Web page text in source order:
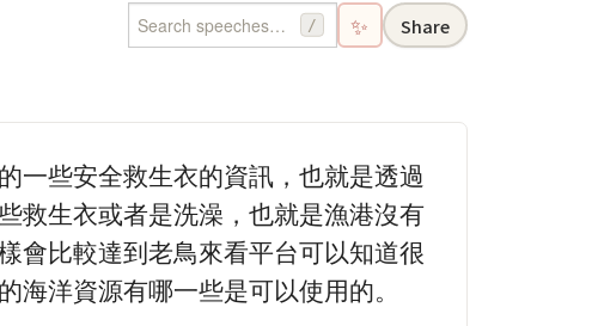
/ ✨ Share
一些安全救生衣的資訊，也就是透過
救生衣或者是洗澡，也就是漁港沒有
會比較達到老鳥來看平台可以知道很
洋資源有哪一些是可以使用的。